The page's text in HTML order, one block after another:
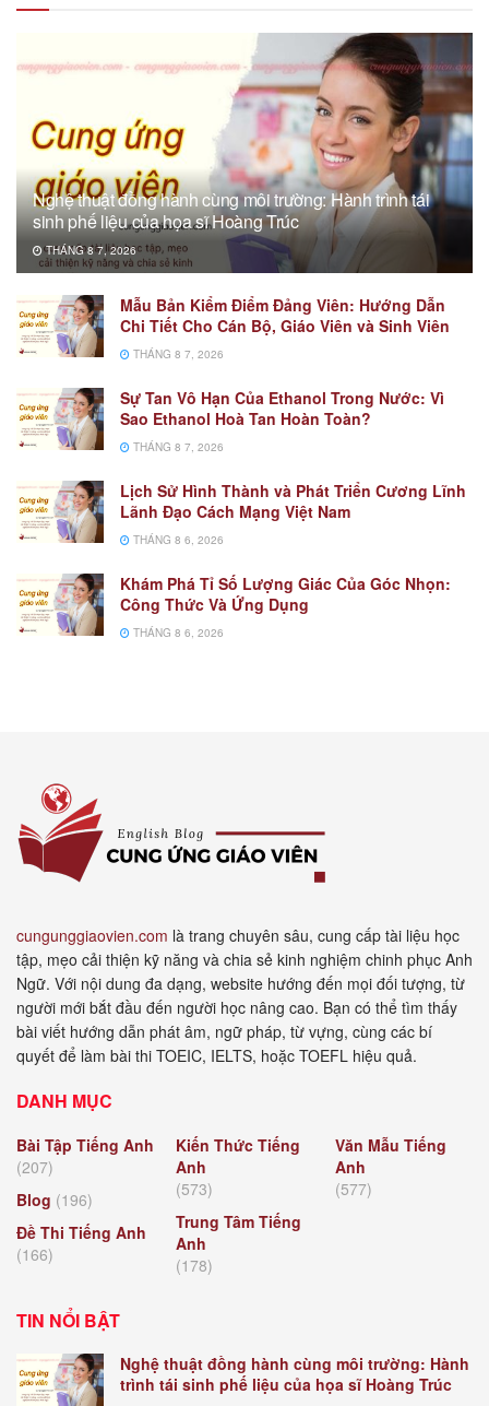
Nghệ thuật đồng hành cùng môi trường: Hành trình tái
sinh phế liệu của họa sĩ Hoàng Trúc
THÁNG 8 7, 2026
Mẫu Bản Kiểm Điểm Đảng Viên: Hướng Dẫn
Chi Tiết Cho Cán Bộ, Giáo Viên và Sinh Viên
THÁNG 8 7, 2026
Sự Tan Vô Hạn Của Ethanol Trong Nước: Vì
Sao Ethanol Hoà Tan Hoàn Toàn?
THÁNG 8 7, 2026
Lịch Sử Hình Thành và Phát Triển Cương Lĩnh
Lãnh Đạo Cách Mạng Việt Nam
THÁNG 8 6, 2026
Khám Phá Tỉ Số Lượng Giác Của Góc Nhọn:
Công Thức Và Ứng Dụng
THÁNG 8 6, 2026
cungunggiaovien.com là trang chuyên sâu, cung cấp tài liệu học
tập, mẹo cải thiện kỹ năng và chia sẻ kinh nghiệm chinh phục Anh
Ngữ. Với nội dung đa dạng, website hướng đến mọi đối tượng, từ
người mới bắt đầu đến người học nâng cao. Bạn có thể tìm thấy
bài viết hướng dẫn phát âm, ngữ pháp, từ vựng, cùng các bí
quyết để làm bài thi TOEIC, IELTS, hoặc TOEFL hiệu quả.
DANH MỤC
Bài Tập Tiếng Anh
(207)
Blog (196)
Đề Thi Tiếng Anh
(166)
Kiến Thức Tiếng
Anh
(573)
Trung Tâm Tiếng
Anh
(178)
Văn Mẫu Tiếng
Anh
(577)
TIN NỔI BẬT
Nghệ thuật đồng hành cùng môi trường: Hành
trình tái sinh phế liệu của họa sĩ Hoàng Trúc